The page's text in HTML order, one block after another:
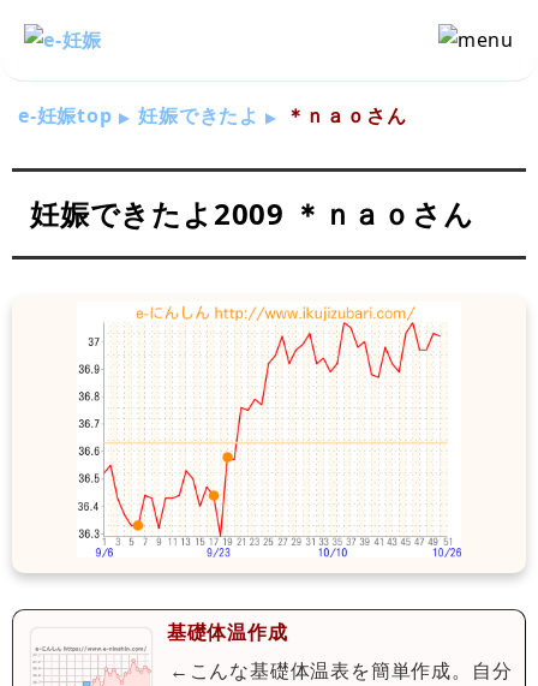
e-妊娠top 妊娠できたよ ＊ｎａｏさん
妊娠できたよ2009 ＊ｎａｏさん
基礎体温作成
←こんな基礎体温表を簡単作成。自分